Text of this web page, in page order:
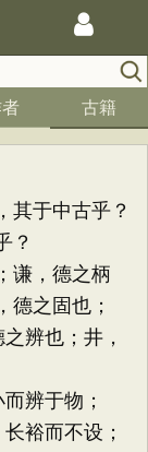
古籍
中古乎？
？
，德之柄
德之固也；
辨也；井，
辨于物；
裕而不设；